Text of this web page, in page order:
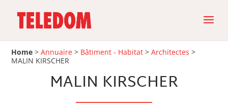
Home >Annuaire > Bâtiment - Habitat >Architectes >
MALIN KIRSCHER
MALIN KIRSCHER